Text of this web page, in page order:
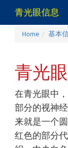
青光眼信息
Home 基本
青光
在青光眼中
部分的视神
来就是一个
红色的部分